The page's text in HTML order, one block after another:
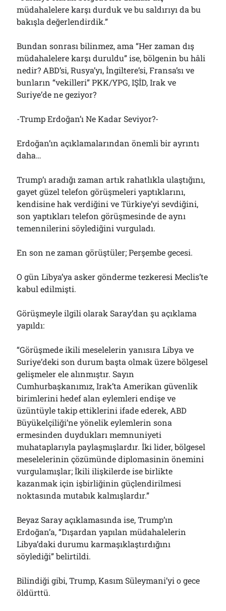
müdahalelere karşı durduk ve bu saldırıyı da bu
bakışla değerlendirdik.”
Bundan sonrası bilinmez, ama “Her zaman dış
müdahalelere karşı duruldu” ise, bölgenin bu hâli
nedir? ABD’si, Rusya’yı, İngiltere’si, Fransa’sı ve
bunların “vekilleri” PKK/YPG, IŞİD, Irak ve
Suriye’de ne geziyor?
-Trump Erdoğan’ı Ne Kadar Seviyor?-
Erdoğan’ın açıklamalarından önemli bir ayrıntı
daha…
Trump’ı aradığı zaman artık rahatlıkla ulaştığını,
gayet güzel telefon görüşmeleri yaptıklarını,
kendisine hak verdiğini ve Türkiye’yi sevdiğini,
son yaptıkları telefon görüşmesinde de aynı
temennilerini söylediğini vurguladı.
En son ne zaman görüştüler; Perşembe gecesi.
O gün Libya’ya asker gönderme tezkeresi Meclis’te
kabul edilmişti.
Görüşmeyle ilgili olarak Saray’dan şu açıklama
yapıldı:
“Görüşmede ikili meselelerin yanısıra Libya ve
Suriye’deki son durum başta olmak üzere bölgesel
gelişmeler ele alınmıştır. Sayın
Cumhurbaşkanımız, Irak’ta Amerikan güvenlik
birimlerini hedef alan eylemleri endişe ve
üzüntüyle takip ettiklerini ifade ederek, ABD
Büyükelçiliği’ne yönelik eylemlerin sona
ermesinden duydukları memnuniyeti
muhataplarıyla paylaşmışlardır. İki lider, bölgesel
meselelerinin çözümünde diplomasinin önemini
vurgulamışlar; İkili ilişkilerde ise birlikte
kazanmak için işbirliğinin güçlendirilmesi
noktasında mutabık kalmışlardır.”
Beyaz Saray açıklamasında ise, Trump’ın
Erdoğan’a, “Dışardan yapılan müdahalelerin
Libya’daki durumu karmaşıklaştırdığını
söylediği” belirtildi.
Bilindiği gibi, Trump, Kasım Süleymani’yi o gece
öldürttü.